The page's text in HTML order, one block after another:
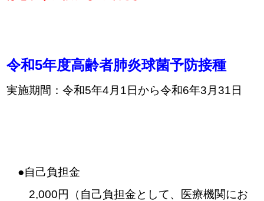
令和5年度高齢者肺炎球菌予防接種
実施期間：令和5年4月1日から令和6年3月31日
●自己負担金
2,000円（自己負担金として、医療機関にお